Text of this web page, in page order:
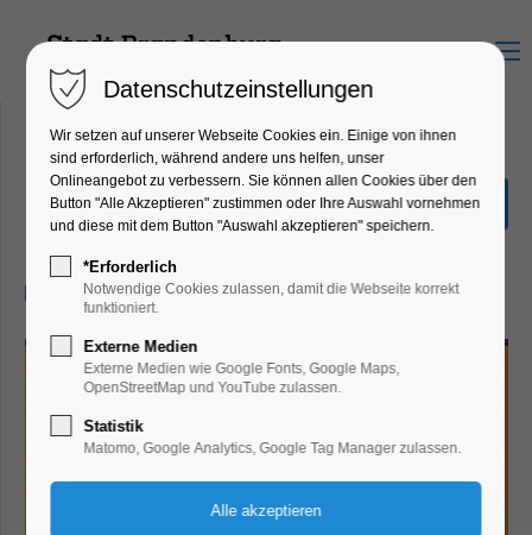
Menu
33. Kinderfilmfest im KiJu
Bildung, Vortrag, Kinder, Jugend
16.10.2024, 12:00–15:00
Datenschutzeinstellungen
Wir setzen auf unserer Webseite Cookies ein. Einige von ihnen
sind erforderlich, während andere uns helfen, unser
Onlineangebot zu verbessern. Sie können allen Cookies über den
Button "Alle Akzeptieren" zustimmen oder Ihre Auswahl vornehmen
und diese mit dem Button "Auswahl akzeptieren" speichern.
*Erforderlich
Notwendige Cookies zulassen, damit die Webseite korrekt
funktioniert.
Externe Medien
Externe Medien wie Google Fonts, Google Maps,
OpenStreetMap und YouTube zulassen.
Statistik
Matomo, Google Analytics, Google Tag Manager zulassen.